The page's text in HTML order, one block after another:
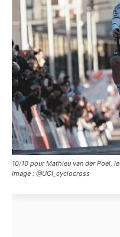
10/10 pour Mathieu van der Poel,
Image : @UCI_cyclocross